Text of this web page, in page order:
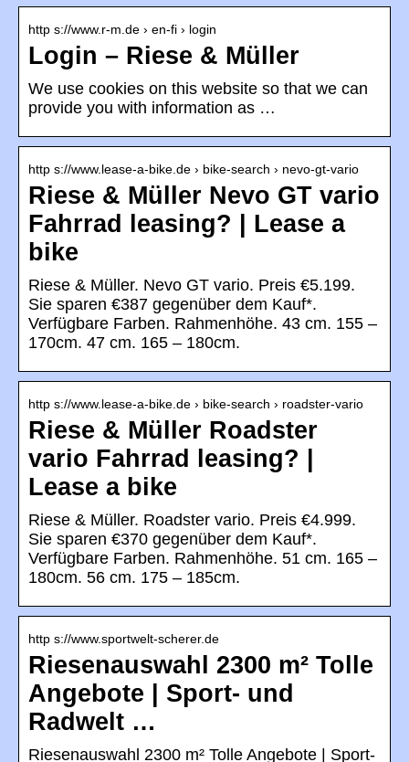
http s://www.r-m.de › en-fi › login
Login – Riese & Müller
We use cookies on this website so that we can
provide you with information as …
http s://www.lease-a-bike.de › bike-search › nevo-gt-vario
Riese & Müller Nevo GT vario
Fahrrad leasing? | Lease a
bike
Riese & Müller. Nevo GT vario. Preis €5.199.
Sie sparen €387 gegenüber dem Kauf*.
Verfügbare Farben. Rahmenhöhe. 43 cm. 155 –
170cm. 47 cm. 165 – 180cm.
http s://www.lease-a-bike.de › bike-search › roadster-vario
Riese & Müller Roadster
vario Fahrrad leasing? |
Lease a bike
Riese & Müller. Roadster vario. Preis €4.999.
Sie sparen €370 gegenüber dem Kauf*.
Verfügbare Farben. Rahmenhöhe. 51 cm. 165 –
180cm. 56 cm. 175 – 185cm.
http s://www.sportwelt-scherer.de
Riesenauswahl 2300 m² Tolle
Angebote | Sport- und
Radwelt …
Riesenauswahl 2300 m² Tolle Angebote | Sport-